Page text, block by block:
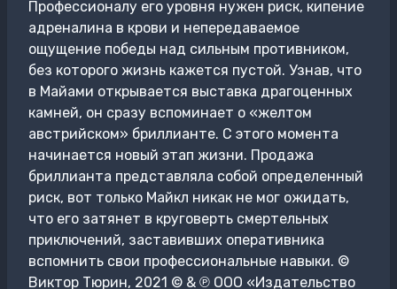
Профессионалу его уровня нужен риск, кипение
адреналина в крови и непередаваемое
ощущение победы над сильным противником,
без которого жизнь кажется пустой. Узнав, что
в Майами открывается выставка драгоценных
камней, он сразу вспоминает о «желтом
австрийском» бриллианте. С этого момента
начинается новый этап жизни. Продажа
бриллианта представляла собой определенный
риск, вот только Майкл никак не мог ожидать,
что его затянет в круговерть смертельных
приключений, заставивших оперативника
вспомнить свои профессиональные навыки. ©
Виктор Тюрин, 2021 © & ℗ ООО «Издательство